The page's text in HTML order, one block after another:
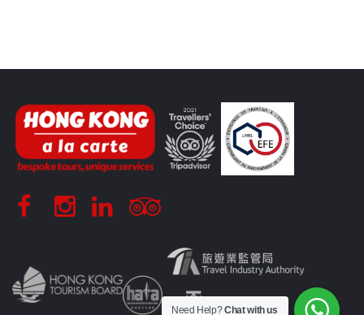
Need Help?Chat with us